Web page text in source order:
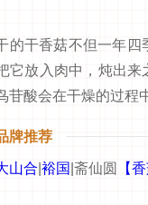
的干香菇不但一年
它放入肉中，炖出
苷酸会在干燥的过程
牌推荐
山合 裕国 |斋仙圆 【